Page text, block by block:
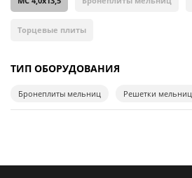
Торцевые плиты
ТИП ОБОРУДОВАНИЯ
Бронеплиты мельниц Решетки мельниц